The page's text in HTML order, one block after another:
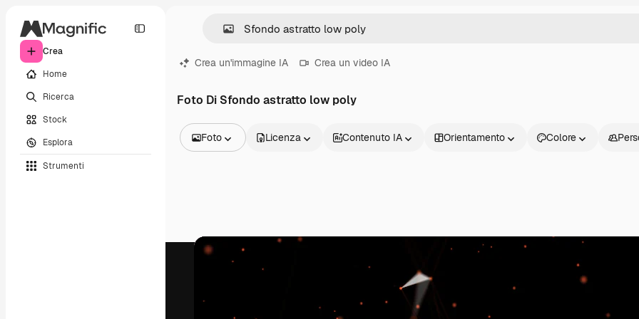
Crea
Home
Ricerca
Stock
Esplora
Strumenti
Crea un'immagine IA Crea un video IA
Foto Di Sfondo astratto low poly
Foto
Video
Clip video
Motion graphic
Modelli 3D
Licenza Contenuto IA Orientamento Colore
Prodotti